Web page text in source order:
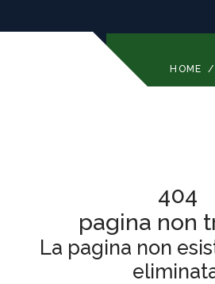
HOME /
404
pagina non
La pagina non